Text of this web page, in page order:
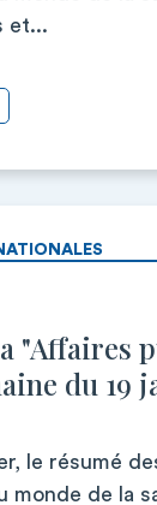
et...
"Affaires
du 19
le résumé
monde de la